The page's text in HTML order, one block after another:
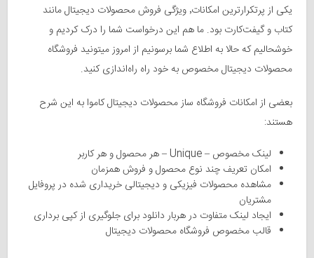
یکی از پرتکرارترین امکانات٬ ویژگی فروش محصولات دیجیتال مانند
کتاب و گیفت‌کارت بود. ما هم این درخواست شما را درک کردیم و
خوشحالیم که حالا به اطلاع شما برسونیم از امروز میتونید فروشگاه
محصولات دیجیتال مخصوص به خود راه راه‌اندازی کنید.
بعضی از امکانات فروشگاه ساز محصولات دیجیتال کاموا به این شرح
هستند:
لینک مخصوص – Unique – هر محصول و هر کاربر
امکان تعریف چند نوع محصول و فروش همزمان
مشاهده محصولات فیزیکی و دیجیتالی خریداری شده در پروفایل
مشتریان
ایجاد لینک متفاوت در هربار دانلود برای جلوگیری از کپی برداری
قالب مخصوص فروشگاه محصولات دیجیتال